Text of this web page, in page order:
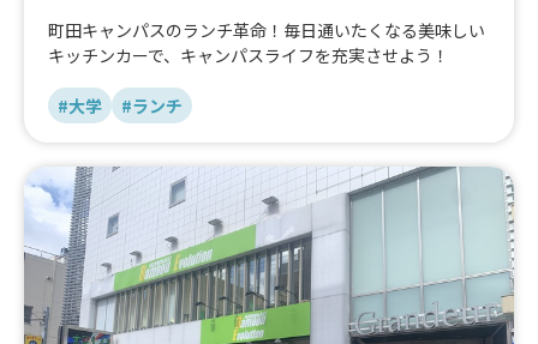
町田キャンパスのランチ革命！毎日通いたくなる美味しい
キッチンカーで、キャンパスライフを充実させよう！
#大学 #ランチ